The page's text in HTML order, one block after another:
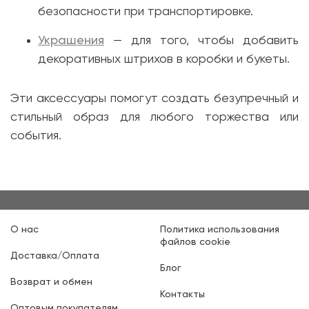
безопасности при транспортировке.
Украшения — для того, чтобы добавить
декоративных штрихов в коробки и букеты.
Эти аксессуары помогут создать безупречный и
стильный образ для любого торжества или
события.
О нас
Доставка/Оплата
Возврат и обмен
Политика использования
файлов cookie
Блог
Контакты